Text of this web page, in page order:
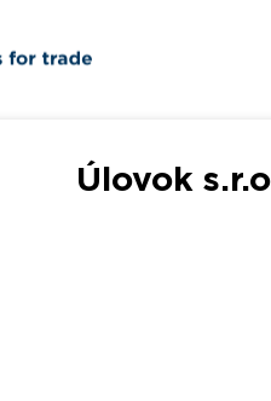
Úlovok